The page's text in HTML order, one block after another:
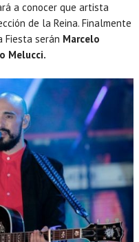
a conocer que artista
de la Reina. Finalmente
serán Marcelo
Melucci.